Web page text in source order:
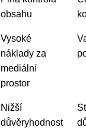
obsahu
Vysoké
náklady za
mediální
prostor
Nižší
důvěryhodnost